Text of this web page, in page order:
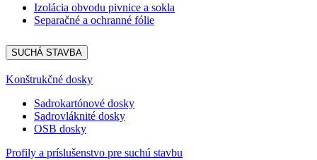
Izolácia obvodu pivnice a sokla
Separačné a ochranné fólie
SUCHÁ STAVBA
Konštrukčné dosky
Sadrokartónové dosky
Sadrovláknité dosky
OSB dosky
Profily a príslušenstvo pre suchú stavbu